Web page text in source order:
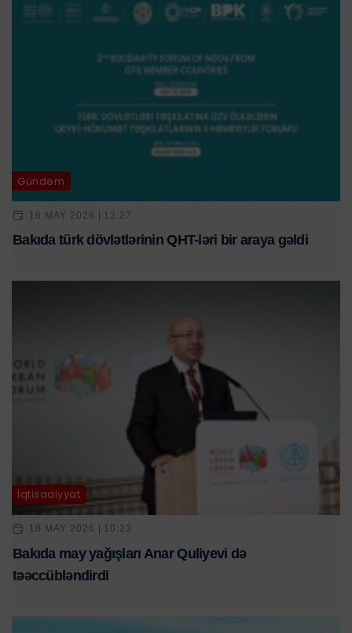
Gündəm
16 MAY 2026 | 12:27
Bakıda türk dövlətlərinin QHT-ləri bir araya gəldi
İqtisadiyyat
18 MAY 2026 | 10:23
Bakıda may yağışları Anar Quliyevi də
təəccübləndirdi